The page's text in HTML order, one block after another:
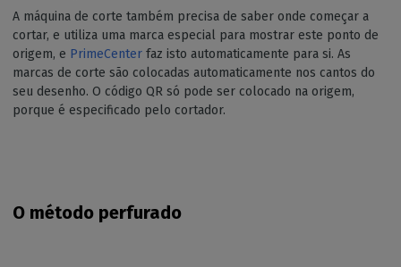
A máquina de corte também precisa de saber onde começar a
cortar, e utiliza uma marca especial para mostrar este ponto de
origem, e PrimeCenter faz isto automaticamente para si. As
marcas de corte são colocadas automaticamente nos cantos do
seu desenho. O código QR só pode ser colocado na origem,
porque é especificado pelo cortador.
O método perfurado